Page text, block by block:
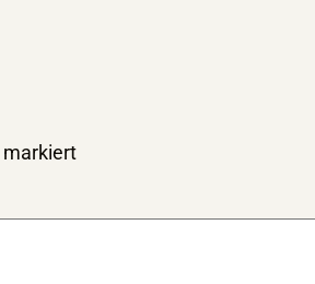
markiert